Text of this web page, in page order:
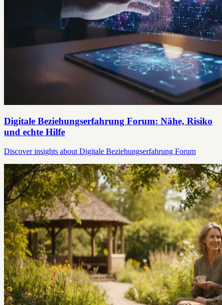
Digitale Beziehungserfahrung Forum: Nähe, Risiko
und echte Hilfe
Discover insights about Digitale Beziehungserfahrung Forum